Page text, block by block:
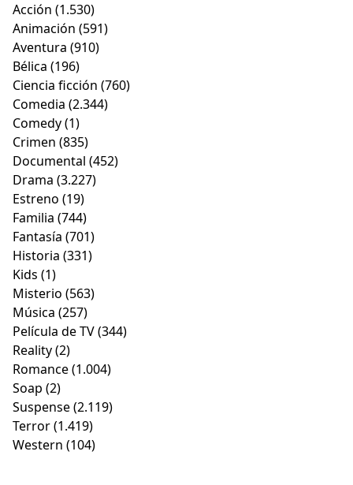
Acción (1.530)
Animación (591)
Aventura (910)
Bélica (196)
Ciencia ficción (760)
Comedia (2.344)
Comedy(1)
Crimen (835)
Documental (452)
Drama (3.227)
Estreno (19)
Familia (744)
Fantasía (701)
Historia (331)
Kids (1)
Misterio (563)
Música (257)
Película de TV(344)
Reality(2)
Romance(1.004)
Soap (2)
Suspense(2.119)
Terror(1.419)
Western (104)